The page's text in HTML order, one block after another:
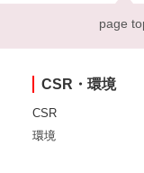
page
CSR・環境
CSR
環境